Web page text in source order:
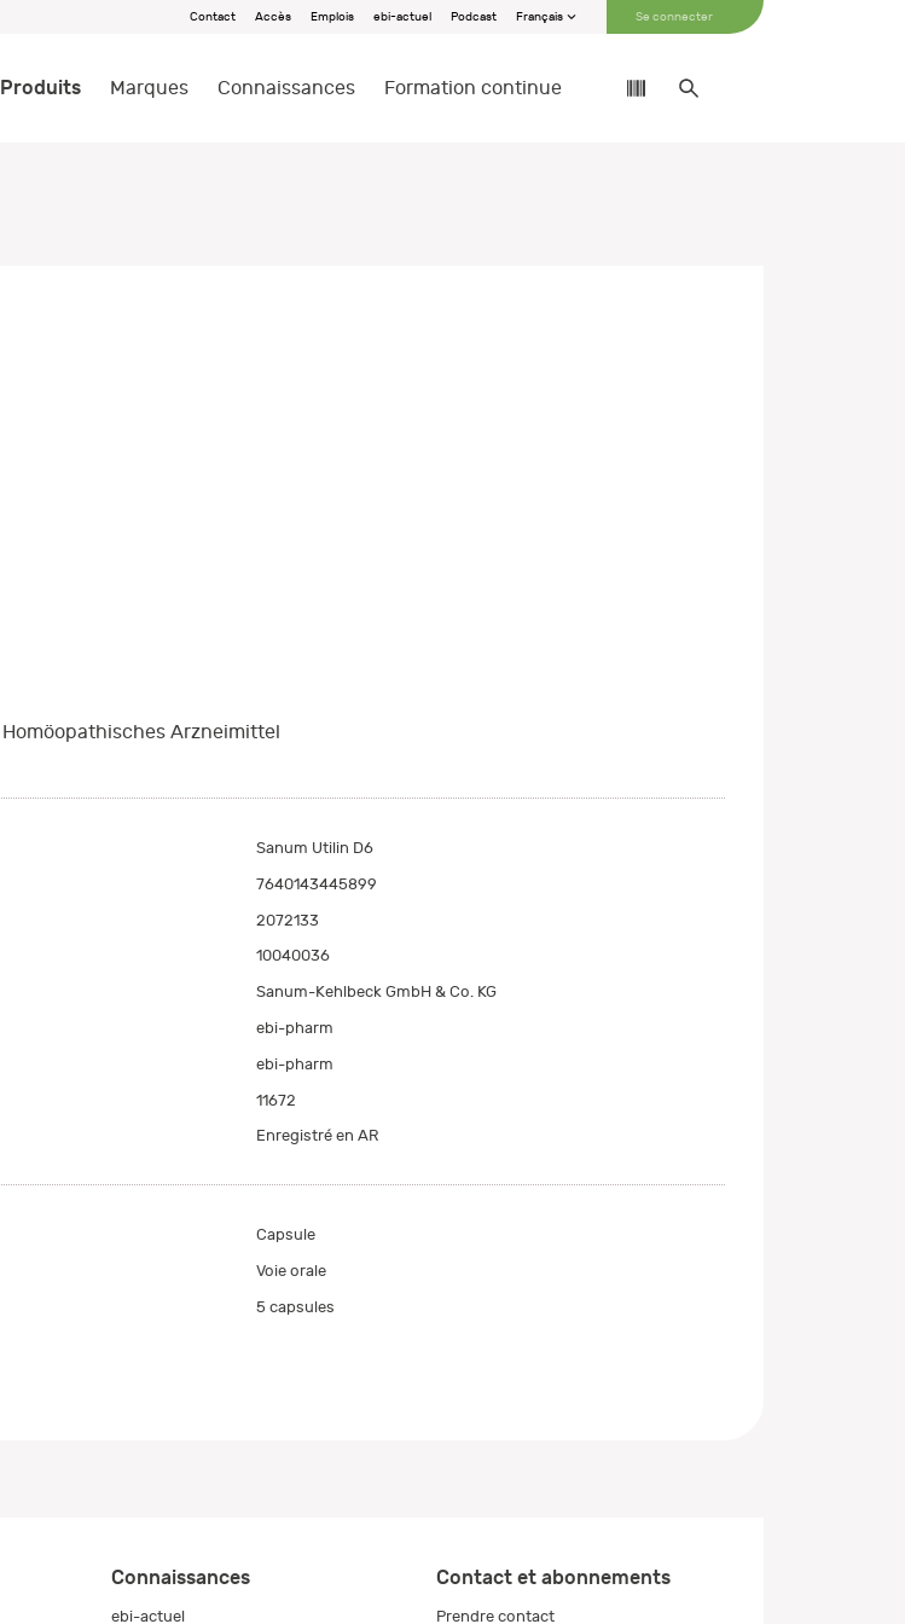
Contact Accès Emplois ebi-actuel Podcast Français Se connecter
Produits Marques Connaissances Formation continue
Homöopathisches Arzneimittel
Sanum Utilin D6
7640143445899
2072133
10040036
Sanum-Kehlbeck GmbH & Co. KG
ebi-pharm
ebi-pharm
11672
Enregistré en AR
Capsule
Voie orale
5 capsules
Connaissances
ebi-actuel
Contact et abonnements
Prendre contact